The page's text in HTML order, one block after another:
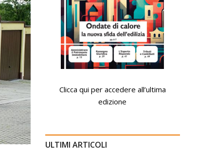
Clicca qui per accedere all’ultima
edizione
ULTIMI ARTICOLI